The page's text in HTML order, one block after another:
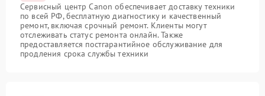
Сервисный центр Canon обеспечивает доставку техники
по всей РФ, бесплатную диагностику и качественный
ремонт, включая срочный ремонт. Клиенты могут
отслеживать статус ремонта онлайн. Также
предоставляется постгарантийное обслуживание для
продления срока службы техники